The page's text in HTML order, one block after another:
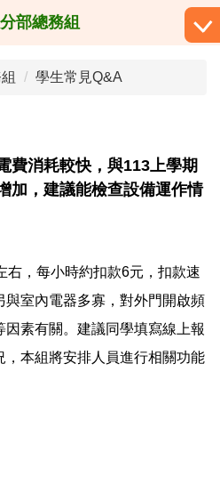
部總務組
學生常見Q&A
費消耗較快，與113上學期
加，建議能檢查設備運作情
右，每小時約扣款6元，扣款速
與室內電器多寡，對外門開啟頻
素有關。建議同學填寫線上報
本組將安排人員進行相關功能